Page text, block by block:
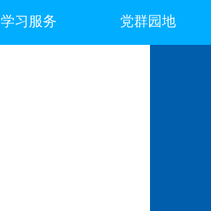
学习服务 党群园地